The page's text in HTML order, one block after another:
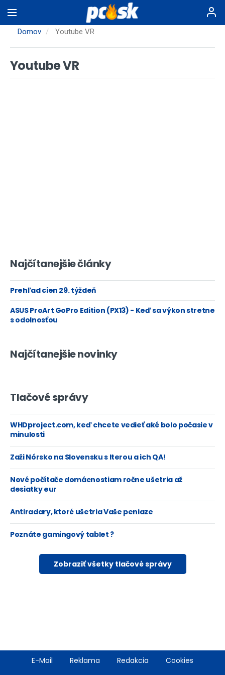
na
hlavnýDomov Youtube VR
Youtube VR
Najčítanejšie články
Prehľad cien 29. týždeň
ASUS ProArt GoPro Edition (PX13) - Keď sa výkon stretne
s odolnosťou
Najčítanejšie novinky
Tlačové správy
WHDproject.com, keď chcete vedieť aké bolo počasie v
minulosti
Zaži Nórsko na Slovensku s Iterou a ich QA!
Nové počítače domácnostiam ročne ušetria až
desiatky eur
Antiradary, ktoré ušetria Vaše peniaze
Poznáte gamingový tablet ?
Zobraziť všetky tlačové správy
FooterE-Mail Reklama Redakcia Cookies